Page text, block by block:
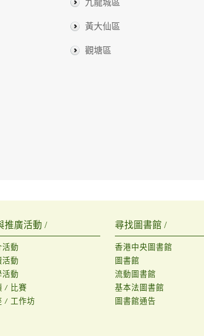
九龍城區
黃大仙區
觀塘區
推廣活動 /
活動
活動
活動
/ 比賽
/ 工作坊
尋找圖書館 /
香港中央圖書館
圖書館
流動圖書館
基本法圖書館
圖書館通告